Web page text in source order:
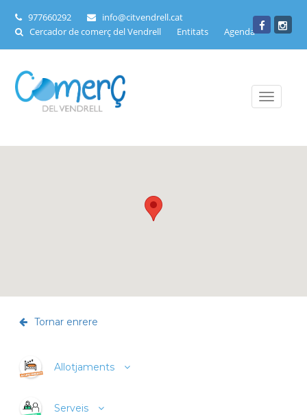
977660292
info@citvendrell.cat
Cercador de comerç del Vendrell
Entitats Agenda
Toggle
Tornar enrere
Allotjaments
Serveis